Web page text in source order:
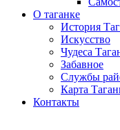
О таганке
История
Искусство
Чудеса
Забавное
Службы
Карта
Контакты